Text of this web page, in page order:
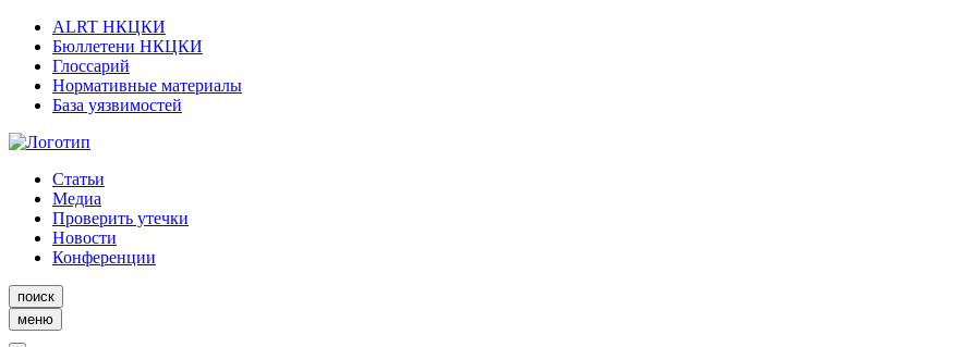
ALRT НКЦКИ
Бюллетени НКЦКИ
Глоссарий
Нормативные материалы
База уязвимостей
Статьи
Медиа
Проверить утечки
Новости
Конференции
поиск
меню